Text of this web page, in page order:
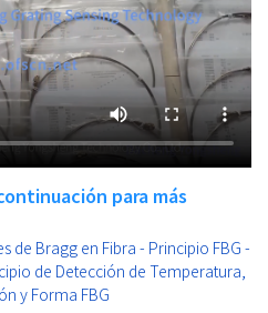
para más
de Bragg en Fibra - Principio FBG -
de Detección de Temperatura,
y Forma FBG